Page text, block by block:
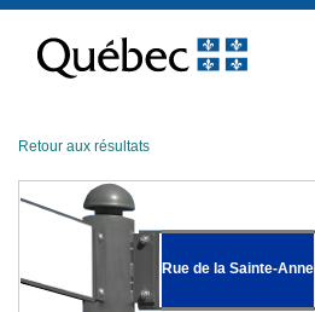
contenu
Retour aux résultats
Rue de la Sainte-Anne